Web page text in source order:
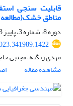
قابلیت سنجی
مناطق
دوره 8، شماره 3، پاییز 1403، صفحه
مهدی زنگنه، مجتبی
مشاهده مقاله